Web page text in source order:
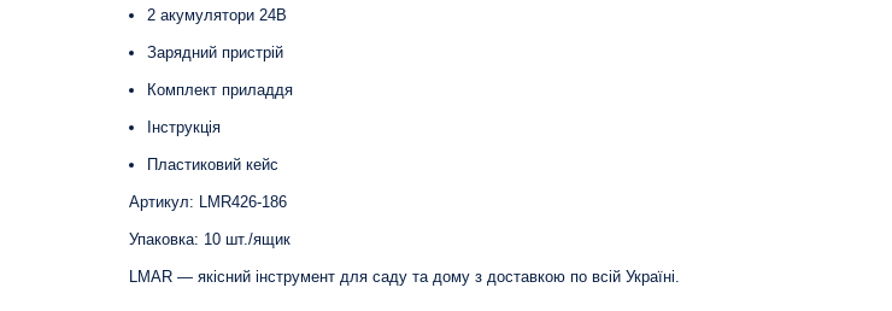
2 акумулятори 24В
Зарядний пристрій
Комплект приладдя
Інструкція
Пластиковий кейс
Артикул: LMR426-186
Упаковка: 10 шт./ящик
LMAR — якісний інструмент для саду та дому з доставкою по всій Україні.